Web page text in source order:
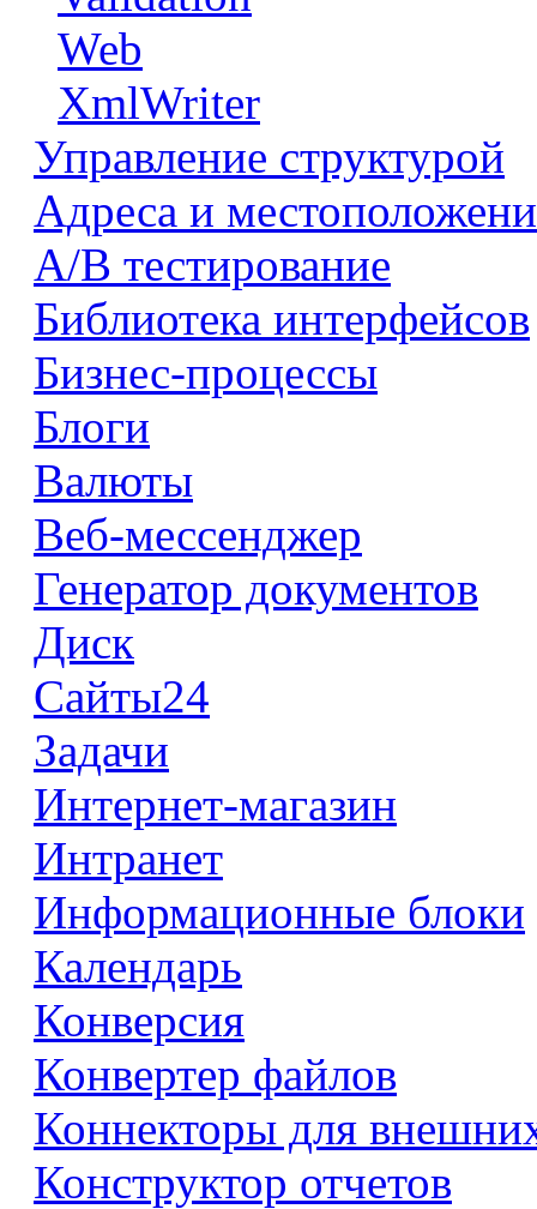
Web
XmlWriter
Управление структурой
Адреса и
А/В тестирование
Библиотека интерфейсов
Бизнес-процессы
Блоги
Валюты
Веб-мессенджер
Генератор документов
Диск
Сайты24
Задачи
Интернет-магазин
Интранет
Информационные блоки
Календарь
Конверсия
Конвертер файлов
Коннекторы для
Конструктор отчетов